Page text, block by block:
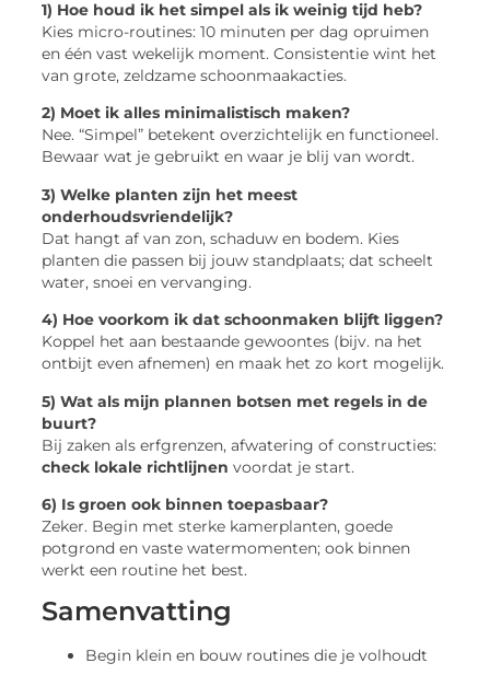
1) Hoe houd ik het simpel als ik weinig tijd heb?
Kies micro-routines: 10 minuten per dag opruimen
en één vast wekelijk moment. Consistentie wint het
van grote, zeldzame schoonmaakacties.
2) Moet ik alles minimalistisch maken?
Nee. “Simpel” betekent overzichtelijk en functioneel.
Bewaar wat je gebruikt en waar je blij van wordt.
3) Welke planten zijn het meest
onderhoudsvriendelijk?
Dat hangt af van zon, schaduw en bodem. Kies
planten die passen bij jouw standplaats; dat scheelt
water, snoei en vervanging.
4) Hoe voorkom ik dat schoonmaken blijft liggen?
Koppel het aan bestaande gewoontes (bijv. na het
ontbijt even afnemen) en maak het zo kort mogelijk.
5) Wat als mijn plannen botsen met regels in de
buurt?
Bij zaken als erfgrenzen, afwatering of constructies:
check lokale richtlijnen voordat je start.
6) Is groen ook binnen toepasbaar?
Zeker. Begin met sterke kamerplanten, goede
potgrond en vaste watermomenten; ook binnen
werkt een routine het best.
Samenvatting
Begin klein en bouw routines die je volhoudt